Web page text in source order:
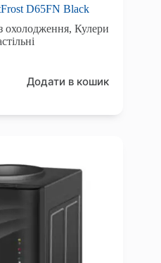
D65FN Black
охолодження, Кулери
Додати в кошик